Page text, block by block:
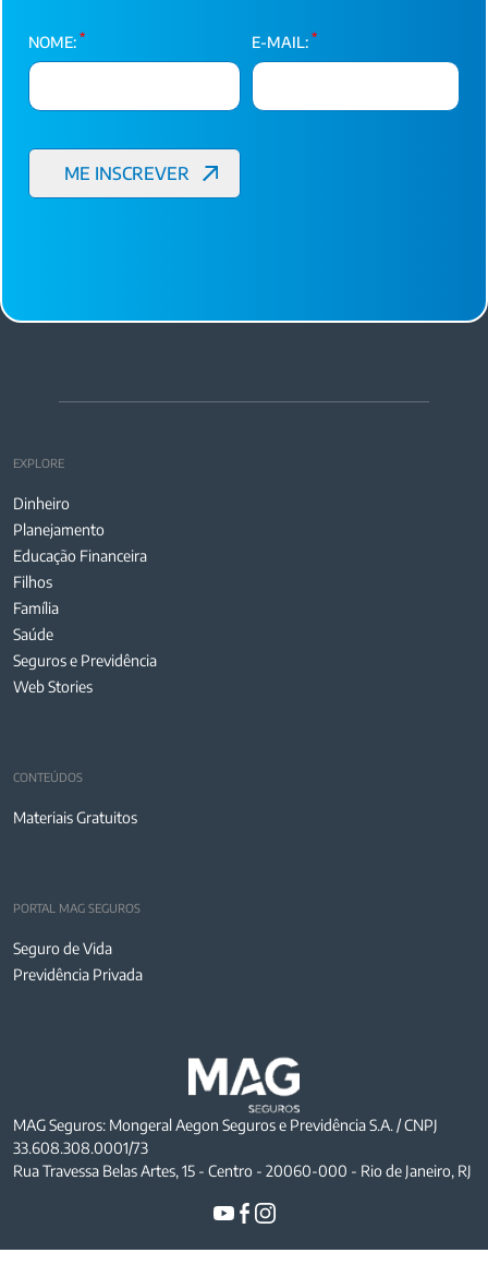
NOME: * E-MAIL: *
EXPLORE
Dinheiro
Planejamento
Educação Financeira
Filhos
Família
Saúde
Seguros e Previdência
Web Stories
CONTEÚDOS
Materiais Gratuitos
PORTAL MAG SEGUROS
Seguro de Vida
Previdência Privada
MAG Seguros: Mongeral Aegon Seguros e Previdência S.A. / CNPJ
33.608.308.0001/73
Rua Travessa Belas Artes, 15 - Centro - 20060-000 - Rio de Janeiro, RJ